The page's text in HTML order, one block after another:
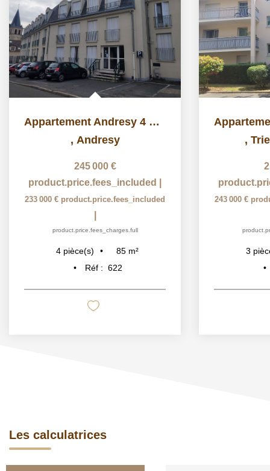
Appartement Andresy 4 pièce(s) 84.80 m2
, Andresy
245 000 €
product.price.fees_included
233 000 € product.price.fees_included
product.price.fees_charges.full
4 pièce(s) 85 m²
Réf : 622
,
243 000 €
3
Les calculatrices